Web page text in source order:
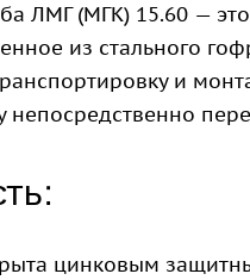
ЛМГ (МГК) 15.60 —
из стального
и
цинковым